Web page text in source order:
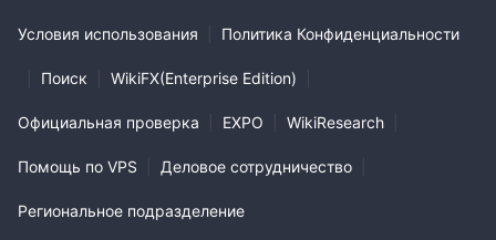
Условия использования Политика Конфиденциальности
Поиск WikiFX(Enterprise Edition)
Официальная проверка EXPO WikiResearch
Помощь по VPS Деловое сотрудничество
Региональное подразделение